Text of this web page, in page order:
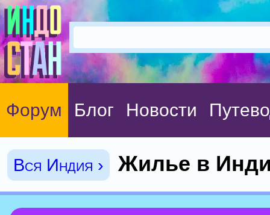
Форум Блог Новости
Вся Индия › Жилье в